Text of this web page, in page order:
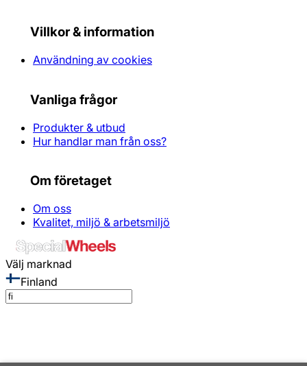
Villkor & information
Användning av cookies
Vanliga frågor
Produkter & utbud
Hur handlar man från oss?
Om företaget
Om oss
Kvalitet, miljö & arbetsmiljö
Välj marknad
Finland